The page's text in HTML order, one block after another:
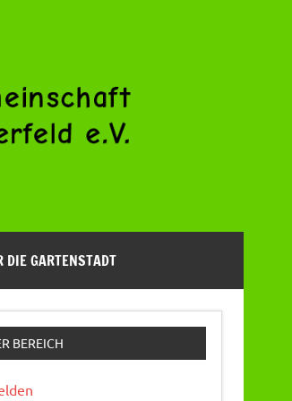
DIE GARTENSTADT
BEREICH